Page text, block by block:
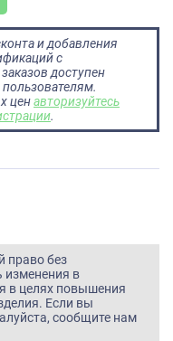
и добавления
с
доступен
ценавторизуйтесь
.
право без
изменения в
в целях повышения
Если вы
сообщите нам